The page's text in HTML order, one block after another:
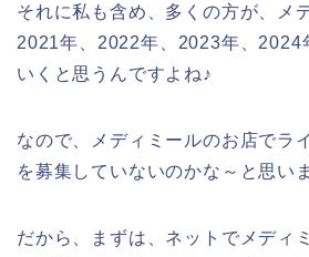
それに私も含め、多くの方が、メ
2021年、2022年、2023年、2024
いくと思うんですよね♪
なので、メディミールのお店でラ
を募集していないのかな～と思い
だから、まずは、ネットでメディ